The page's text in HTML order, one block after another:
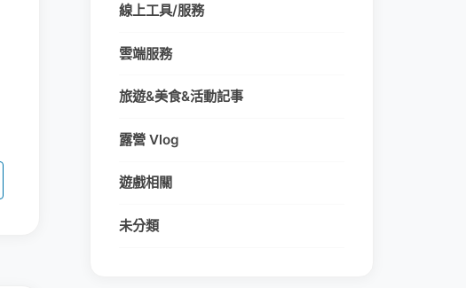
線上工具/服務
雲端服務
旅遊&美食&活動記事
露營 Vlog
遊戲相關
未分類